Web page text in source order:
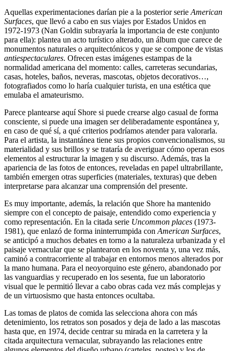
Aquellas experimentaciones darían pie a la posterior serie American
Surfaces, que llevó a cabo en sus viajes por Estados Unidos en
1972-1973 (Nan Goldin subrayaría la importancia de este conjunto
para ella): plantea un acto turístico alterado, un álbum que carece de
monumentos naturales o arquitectónicos y que se compone de vistas
antiespectaculares. Ofrecen estas imágenes estampas de la
normalidad americana del momento: calles, carreteras secundarias,
casas, hoteles, baños, neveras, mascotas, objetos decorativos…,
fotografiados como lo haría cualquier turista, en una estética que
emulaba el amateurismo.
Parece plantearse aquí Shore si puede crearse algo casual de forma
consciente, si puede una imagen ser deliberadamente espontánea y,
en caso de qué sí, a qué criterios podríamos atender para valorarla.
Para el artista, la instantánea tiene sus propios convencionalismos, su
materialidad y sus brillos y se trataría de averiguar cómo operan esos
elementos al estructurar la imagen y su discurso. Además, tras la
apariencia de las fotos de entonces, reveladas en papel ultrabrillante,
también emergen otras superficies (materiales, texturas) que deben
interpretarse para alcanzar una comprensión del presente.
Es muy importante, además, la relación que Shore ha mantenido
siempre con el concepto de paisaje, entendido como experiencia y
como representación. En la citada serie Uncommon places (1973-
1981), que enlazó de forma ininterrumpida con American Surfaces,
se anticipó a muchos debates en torno a la naturaleza urbanizada y el
paisaje vernacular que se plantearon en los noventa y, una vez más,
caminó a contracorriente al trabajar en entornos menos alterados por
la mano humana. Para el neoyorquino este género, abandonado por
las vanguardias y recuperado en los sesenta, fue un laboratorio
visual que le permitió llevar a cabo obras cada vez más complejas y
de un virtuosismo que hasta entonces ocultaba.
Las tomas de platos de comida las selecciona ahora con más
detenimiento, los retratos son posados y deja de lado a las mascotas
hasta que, en 1974, decide centrar su mirada en la carretera y la
citada arquitectura vernacular, subrayando las relaciones entre